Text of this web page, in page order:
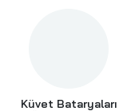
Duş Setleri